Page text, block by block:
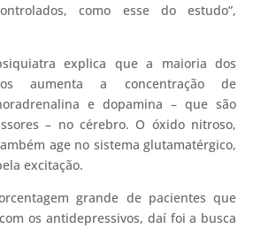
como esse do estudo”,
explica que a maioria dos
aumenta a concentração de
e dopamina – que são
– no cérebro. O óxido nitroso,
age no sistema glutamatérgico,
excitação.
grande de pacientes que
os antidepressivos, daí foi a busca